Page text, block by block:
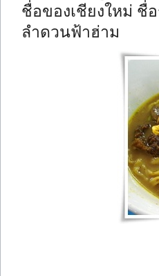
ชื่อของเชียงใหม่ ชื่
ลำดวนฟ้าฮ่าม